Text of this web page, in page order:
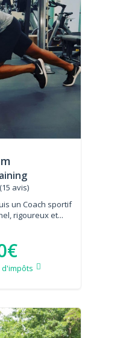
(15 avis)
un Coach sportif
rigoureux et...